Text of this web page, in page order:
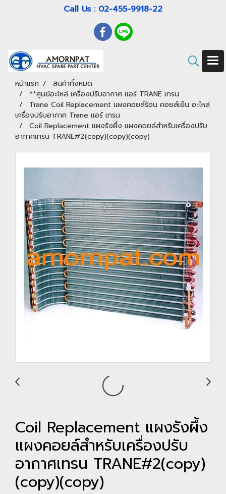
Call Us : 02-455-9918-22
หน้าแรก
สินค้าทั้งหมด
**ศูนย์อะไหล่ เครื่องปรับอากาศ แอร์ TRANE เทรน
Trane Coil Replacement แผงคอยล์ร้อน คอยล์เย็น อะไหล่
เครื่องปรับอากาศ Trane แอร์ เทรน
Coil Replacement แผงรังผึ้ง แผงคอยล์สำหรับเครื่องปรับ
อากาศเทรน TRANE#2(copy)(copy)(copy)
Coil Replacement แผงรังผึ้ง
แผงคอยล์สำหรับเครื่องปรับ
อากาศเทรน TRANE#2(copy)
(copy)(copy)